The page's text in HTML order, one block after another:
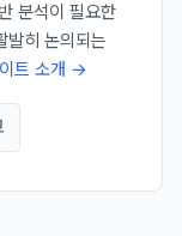
분석이 필요한
발히 논의되는
트 소개 →